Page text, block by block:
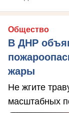
Общество
В ДНР
жары
Не жгите
масштабных